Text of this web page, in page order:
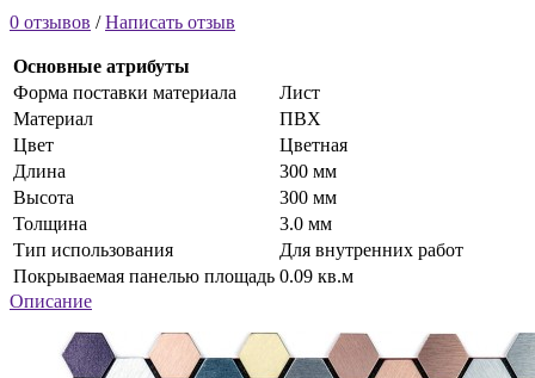
0 отзывов /Написать отзыв
Основные атрибуты
Форма поставки материала
Лист
Материал
ПВХ
Цвет
Цветная
Длина
300 мм
Высота
300 мм
Толщина
3.0 мм
Тип использования
Для внутренних работ
Покрываемая панелью площадь 0.09 кв.м
Описание